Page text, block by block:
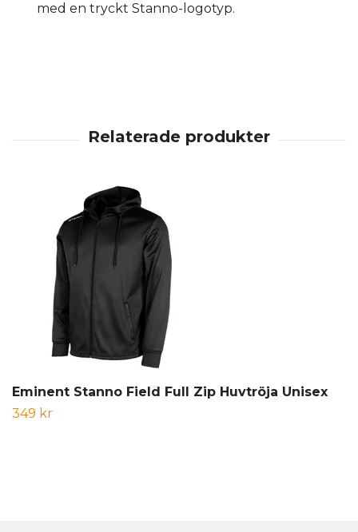
med en tryckt Stanno-logotyp.
Eminent Stanno Field Full Zip Huvtröja Unisex
349 kr